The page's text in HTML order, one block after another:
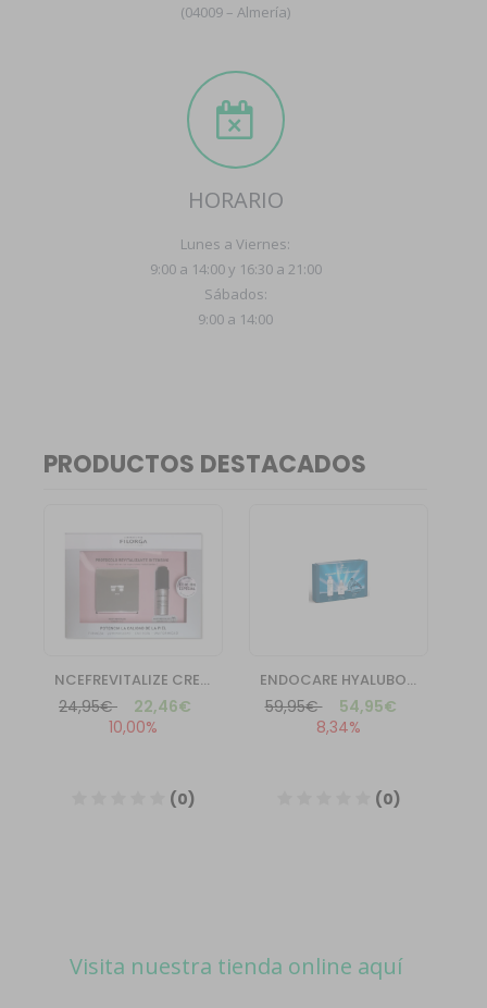
(04009 – Almería)
HORARIO
Lunes a Viernes:
9:00 a 14:00 y 16:30 a 21:00
Sábados:
9:00 a 14:00
Visita nuestra tienda online aquí